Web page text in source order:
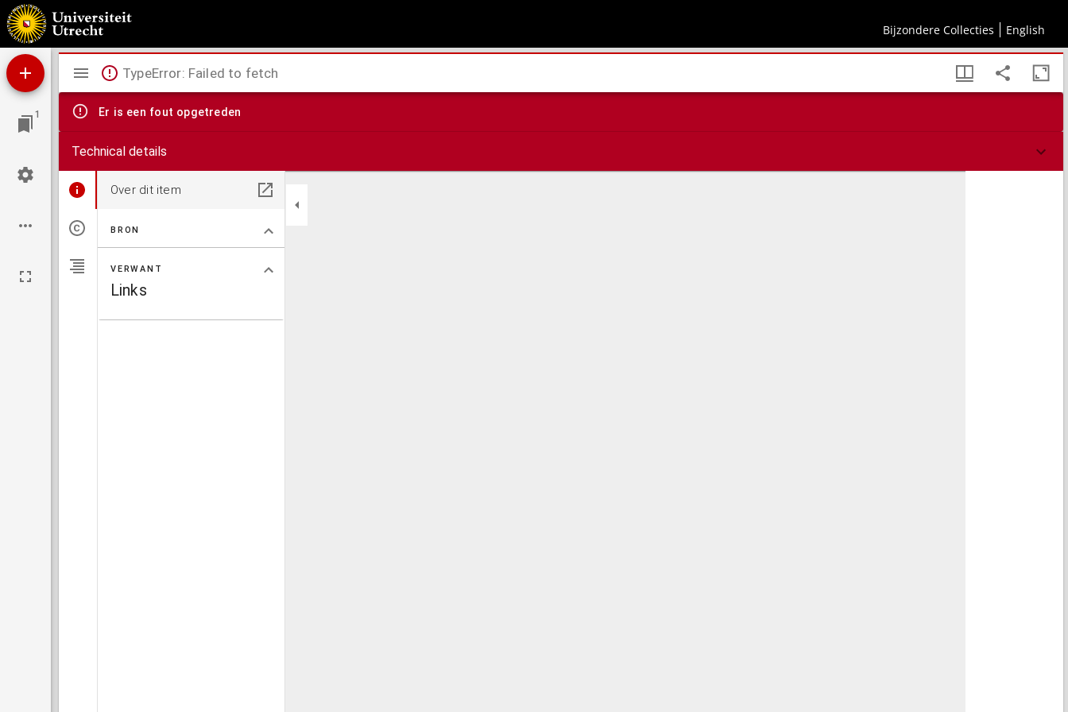
Bijzondere Collecties English
Carte de France divisée en ses 85 departements et 550 districts.
1
Mirador
viewer
TypeError: Failed to fetch
Er is een fout opgetreden
Technical details
Over dit item
BRON
VERWANT
Links